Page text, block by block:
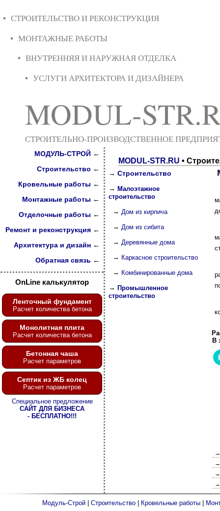
• СТРОИТЕЛЬСТВО И РЕКОНСТРУКЦИЯ
• МОНТАЖНЫЕ РАБОТЫ
• ВНУТРЕННЯЯ И НАРУЖНАЯ ОТДЕЛКА
• УСЛУГИ АРХИТЕКТОРА И ДИЗАЙНЕРА
MODUL-
СТРОИТЕЛЬНО-ПРОИЗВОДСТВЕННОЕ
MODUL-STR.RU •
МОДУЛЬ-СТРОЙ ←
Строительство ←
Кровельные работы ←
Монтажные работы ←
Отделочные работы ←
Ремонт и реконструкция ←
Архитектура и дизайн ←
Обратная связь ←
OnLine калькулятор
Ленточный фундамент
Расчет количества бетона
Монолитная плита
Расчет количества бетона
Бетонная чаша
Расчет параметров
Септик из ЖБ колец
Расчет параметров
Специальное предложение
САЙТ ДЛЯ БИЗНЕСА
- БЕСПЛАТНО!!!
→ Строительство
→ Малоэтажное
строительство
→ Дом из кирпича
→ Дом из сибита
→ Деревянные дома
→ Каркасное строительство
→ Комбинированные дома
→ Промышленное
строительство
В
Модуль-Строй| Строительство| Кровельные работы|